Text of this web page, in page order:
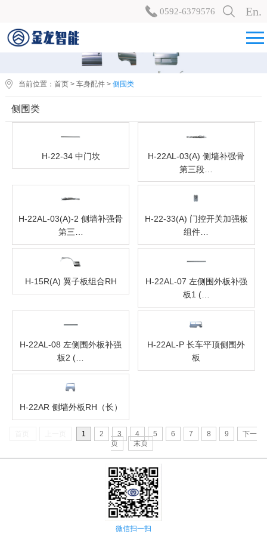
0592-6379576 En.
当前位置： 首页> 车身配件> 侧围类
侧围类
H-22-34 中门坎
H-22AL-03(A) 侧墙补强骨
第三段…
H-22AL-03(A)-2 侧墙补强骨
第三…
H-22-33(A) 门控开关加强板
组件…
H-15R(A) 翼子板组合RH
H-22AL-07 左侧围外板补强
板1 (…
H-22AL-08 左侧围外板补强
板2 (…
H-22AL-P 长车平顶侧围外
板
H-22AR 侧墙外板RH（长）
1 2 3 4 5 6 7 8 9
下一
页
末页
微信扫一扫